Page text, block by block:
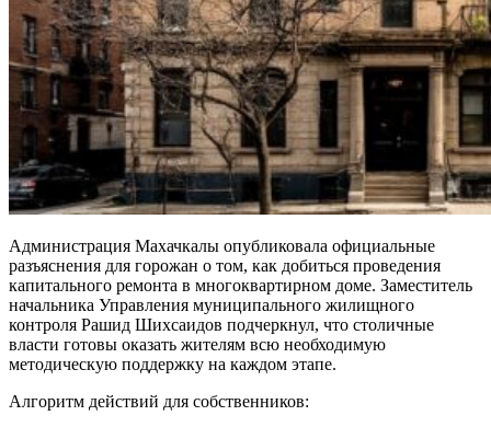
Администрация Махачкалы опубликовала официальные
разъяснения для горожан о том, как добиться проведения
капитального ремонта в многоквартирном доме. Заместитель
начальника Управления муниципального жилищного
контроля Рашид Шихсаидов подчеркнул, что столичные
власти готовы оказать жителям всю необходимую
методическую поддержку на каждом этапе.
Алгоритм действий для собственников: